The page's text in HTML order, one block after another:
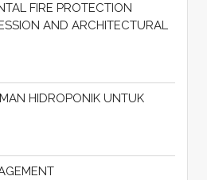
FIRE PROTECTION
AND ARCHITECTURAL
HIDROPONIK UNTUK